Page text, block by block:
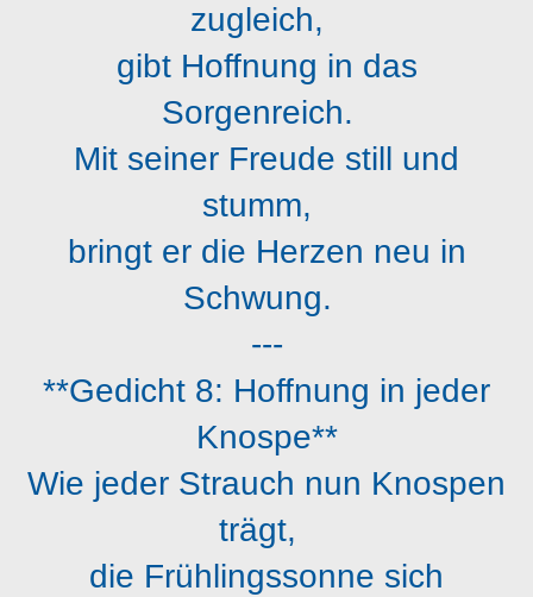
zugleich,
gibt Hoffnung in das
Sorgenreich.
Mit seiner Freude still und
stumm,
bringt er die Herzen neu in
Schwung.
---
**Gedicht 8: Hoffnung in jeder
Knospe**
Wie jeder Strauch nun Knospen
trägt,
die Frühlingssonne sich